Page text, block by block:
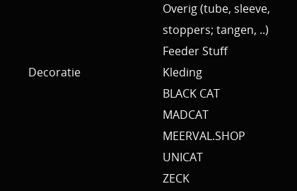
Overig (tube, sleeve,
stoppers; tangen, ..)
Feeder Stuff
Decoratie
Kleding
BLACK CAT
MADCAT
MEERVAL.SHOP
UNICAT
ZECK